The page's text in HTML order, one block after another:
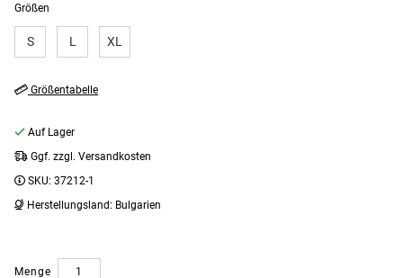
Größen
S L XL
Größentabelle
Auf Lager
Ggf. zzgl. Versandkosten
SKU: 37212-1
Herstellungsland: Bulgarien
Menge